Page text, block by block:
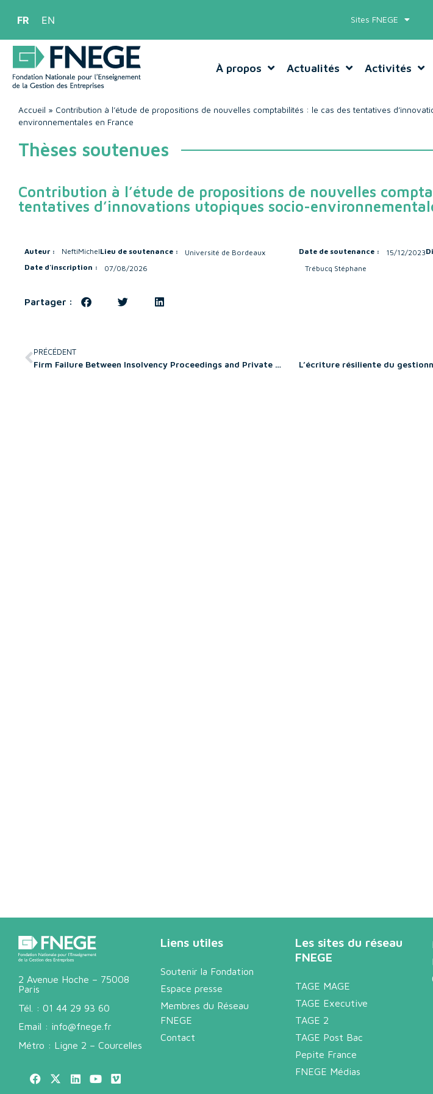
FR EN Sites FNEGE
À propos Actualités Activités
Accueil » Contribution à l’étude de propositions de nouvelles comptabilités : le cas des tentatives
environnementales en France
Thèses soutenues
Contribution à l’étude de propositions de nouvelles
tentatives d’innovations utopiques socio-
Auteur : NeftiMichelLieu de soutenance :
Université de Bordeaux
Date d'inscription :
07/08/2026
Date de soutenance : 15/12/2023
Trébucq Stéphane
Partager :
PRÉCÉDENT
Firm Failure Between Insolvency Proceedings and Private Restructuring
2 Avenue Hoche – 75008
Paris
Tél. : 01 44 29 93 60
Email : info@fnege.fr
Métro : Ligne 2 – Courcelles
Liens utiles
Soutenir la Fondation
Espace presse
Membres du Réseau
FNEGE
Contact
Les sites du réseau
FNEGE
TAGE MAGE
TAGE Executive
TAGE 2
TAGE Post Bac
Pepite France
FNEGE Médias